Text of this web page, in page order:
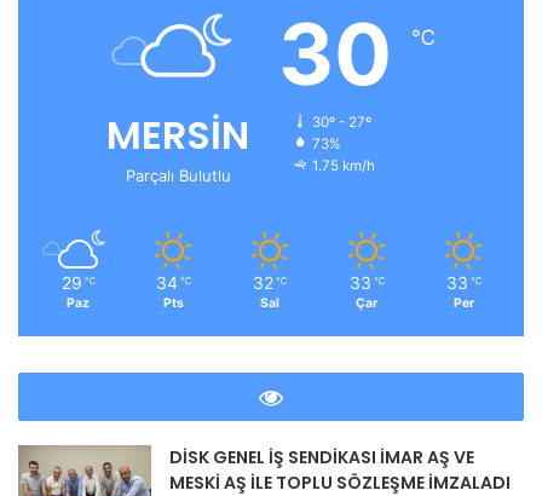
MERSİN
Parçalı Bulutlu
30 ℃
30º - 27º
73%
1.75 km/h
29 ℃
Paz
34 ℃
Pts
32 ℃
Sal
33 ℃
Çar
33 ℃
Per
DİSK GENEL İŞ SENDİKASI İMAR AŞ VE
MESKİ AŞ İLE TOPLU SÖZLEŞME İMZALADI